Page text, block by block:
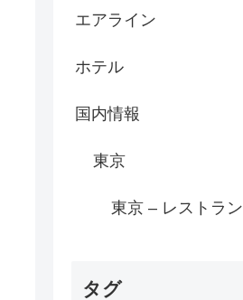
エアライン
ホテル
国内情報
東京
東京 – レストラン
タグ